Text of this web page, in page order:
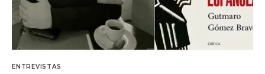
ENTREVISTAS